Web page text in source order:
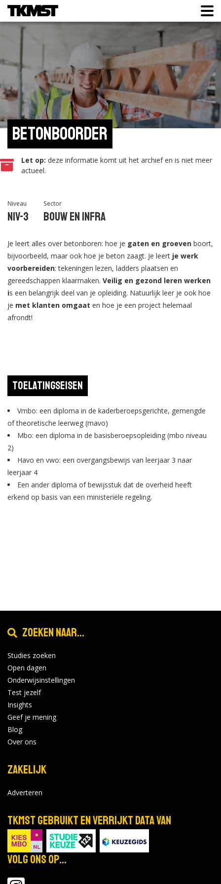
Betonboorder
Let op: deze informatie komt uit het archief en is niet meer
actueel.
Niveau
Niv-3
Sector
Bouw en infra
Je leert alles over betonboren: hoe je gaten en groeven boort,
bijvoorbeeld, maar ook hoe je beton zaagt. Je leert je werk
voorbereiden: tekeningen lezen, ladders plaatsen en
gereedschappen klaarmaken. Veilig en gezond leren werken
is een belangrijk deel van je opleiding. Natuurlijk leer je ook hoe
je met klanten omgaat en hoe je een project helemaal
afrondt!
Toelatingseisen
Vmbo: een diploma in de kaderberoepsgerichte, gemengde
of theoretische leerweg (mavo)
Mbo: een diploma in de basisberoepsopleiding (mbo niveau
2)
Havo en vwo: een overgangsbewijs van leerjaar 3 naar
leerjaar 4
Een ander diploma of bewijsstuk dat de overheid heeft
erkend op basis van een ministeriële regeling.
Zoeken naar...
Studies zoeken
Open dagen
Onderwijsinstellingen
Test jezelf
Insights
Geef je mening
Blog
Over ons
Zakelijk
Adverteren
TKMST gebruikt en verrijkt data van
Volg ons op...